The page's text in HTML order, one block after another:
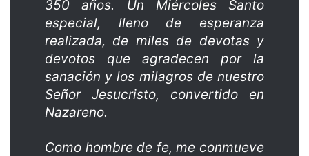
350 años. Un Miércoles Santo
especial, lleno de esperanza
realizada, de miles de devotas y
devotos que agradecen por la
sanación y los milagros de nuestro
Señor Jesucristo, convertido en
Nazareno.
Como hombre de fe, me conmueve